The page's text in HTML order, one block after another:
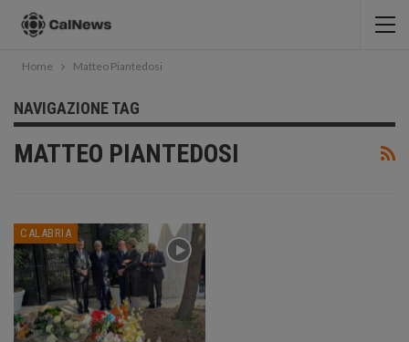
Home Matteo Piantedosi
NAVIGAZIONE TAG
MATTEO PIANTEDOSI
CALABRIA